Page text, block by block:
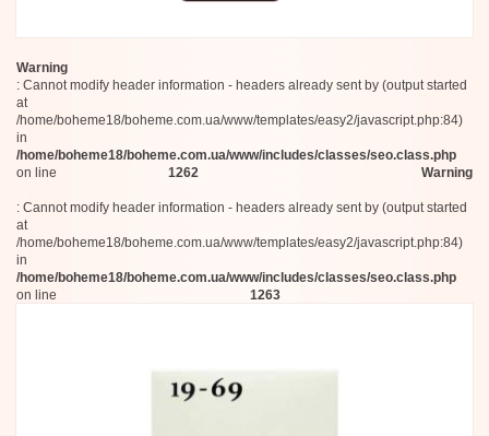
Warning
: Cannot modify header information - headers already sent by (output started
at
/home/boheme18/boheme.com.ua/www/templates/easy2/javascript.php:84)
in
/home/boheme18/boheme.com.ua/www/includes/classes/seo.class.php
on line
1262 Warning
: Cannot modify header information - headers already sent by (output started
at
/home/boheme18/boheme.com.ua/www/templates/easy2/javascript.php:84)
in
/home/boheme18/boheme.com.ua/www/includes/classes/seo.class.php
on line
1263